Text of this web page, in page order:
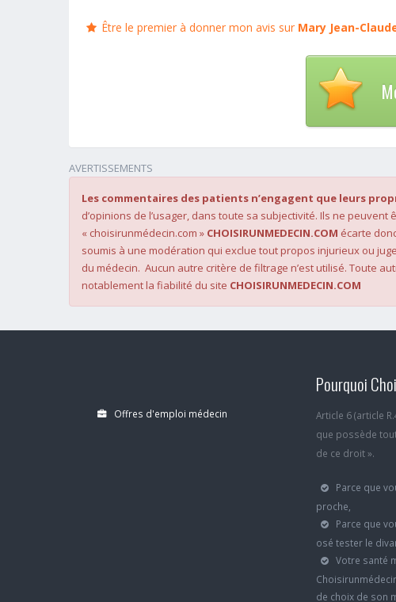
Être le premier à donner mon avis sur Mary Jean-
AVERTISSEMENTS
Les commentaires des patients n’engagent que leurs
d’opinions de l’usager, dans toute sa subjectivité. Ils ne
« choisirunmédecin.com » CHOISIRUNMEDECIN.COM écarte
soumis à une modération qui exclue tout propos injurieux ou
du médecin. Aucun autre critère de filtrage n’est utilisé. Toute
notablement la fiabilité du site CHOISIRUNMEDECIN.COM
Offres d'emploi médecin
Pourquoi
Article 6 (article
que possède
de ce droit ».
Parce que
proche,
Parce que
osé tester le
Votre santé
de choix de son